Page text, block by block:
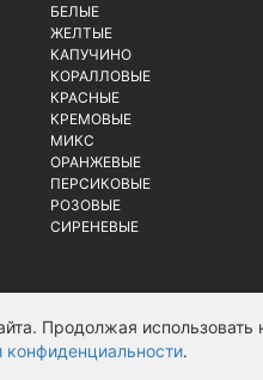
БЕЛЫЕ
ЖЕЛТЫЕ
КАПУЧИНО
КОРАЛЛОВЫЕ
КРАСНЫЕ
КРЕМОВЫЕ
МИКС
ОРАНЖЕВЫЕ
ПЕРСИКОВЫЕ
РОЗОВЫЕ
СИРЕНЕВЫЕ
Продолжая использовать
конфиденциальности.